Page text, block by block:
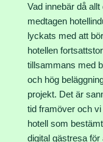
Vad innebär då
medtagen
lyckats med att
hotellen
tillsammans med
och hög
projekt. Det är
tid framöver och
hotell som
digital gästresa